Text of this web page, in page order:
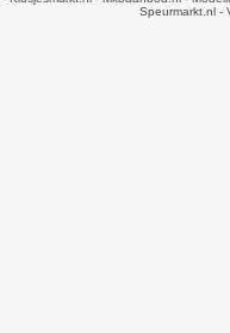
Speurmarkt.nl -